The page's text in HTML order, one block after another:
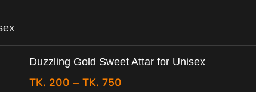
Duzzling Gold Sweet Attar for Unisex
TK. 200 – TK.750